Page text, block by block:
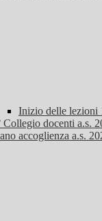
Inizio delle lezioni
Collegio docenti a.s.
accoglienza a.s.